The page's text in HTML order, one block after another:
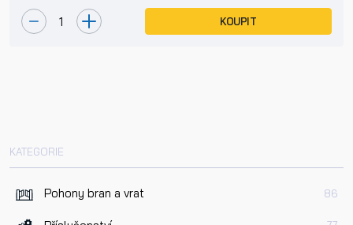
KATEGORIE
Pohony bran a vrat 86
KOUPIT